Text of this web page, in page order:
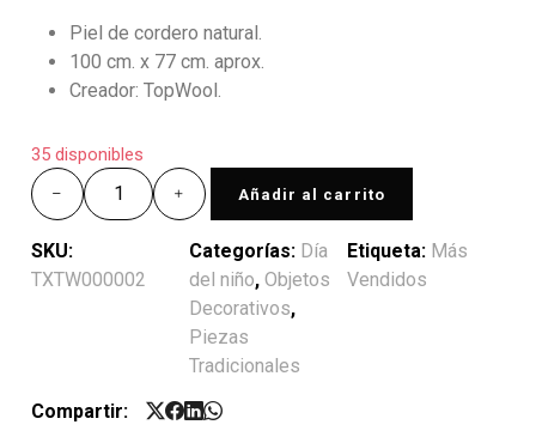
Piel de cordero natural.
100 cm. x 77 cm. aprox.
Creador: TopWool.
35 disponibles
Añadir al carrito
SKU:
TXTW000002
Categorías: Día
del niño, Objetos
Decorativos,
Piezas
Tradicionales
Etiqueta: Más
Vendidos
Compartir: